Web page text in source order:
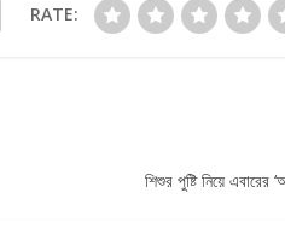
RATE:
শিশুর পুষ্টি নিয়ে এবারের